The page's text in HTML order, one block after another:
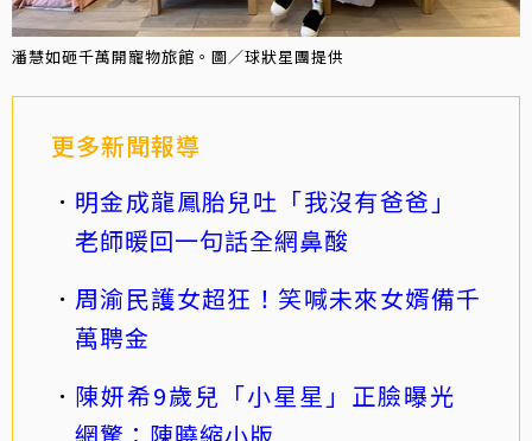
潘慧如砸千萬開寵物旅館。圖／球狀星團提供
更多新聞報導
明金成龍鳳胎兒吐「我沒有爸爸」
老師暖回一句話全網鼻酸
周渝民護女超狂！笑喊未來女婿備千
萬聘金
陳妍希9歲兒「小星星」正臉曝光